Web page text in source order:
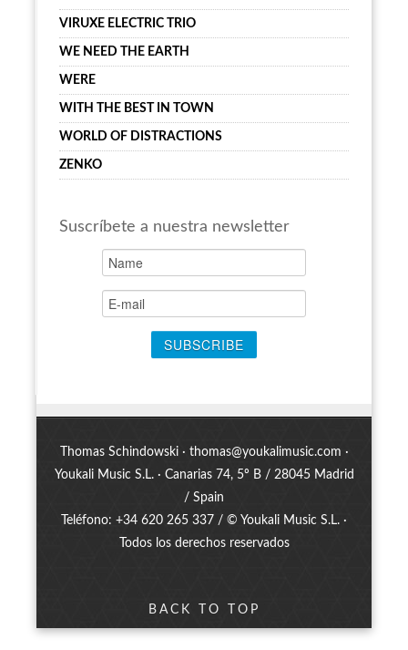
VIRUXE ELECTRIC TRIO
WE NEED THE EARTH
WERE
WITH THE BEST IN TOWN
WORLD OF DISTRACTIONS
ZENKO
Suscríbete a nuestra newsletter
Thomas Schindowski · thomas@youkalimusic.com ·
Youkali Music S.L. · Canarias 74, 5º B / 28045 Madrid
/ Spain
Teléfono: +34 620 265 337 / © Youkali Music S.L. ·
Todos los derechos reservados
BACK TO TOP